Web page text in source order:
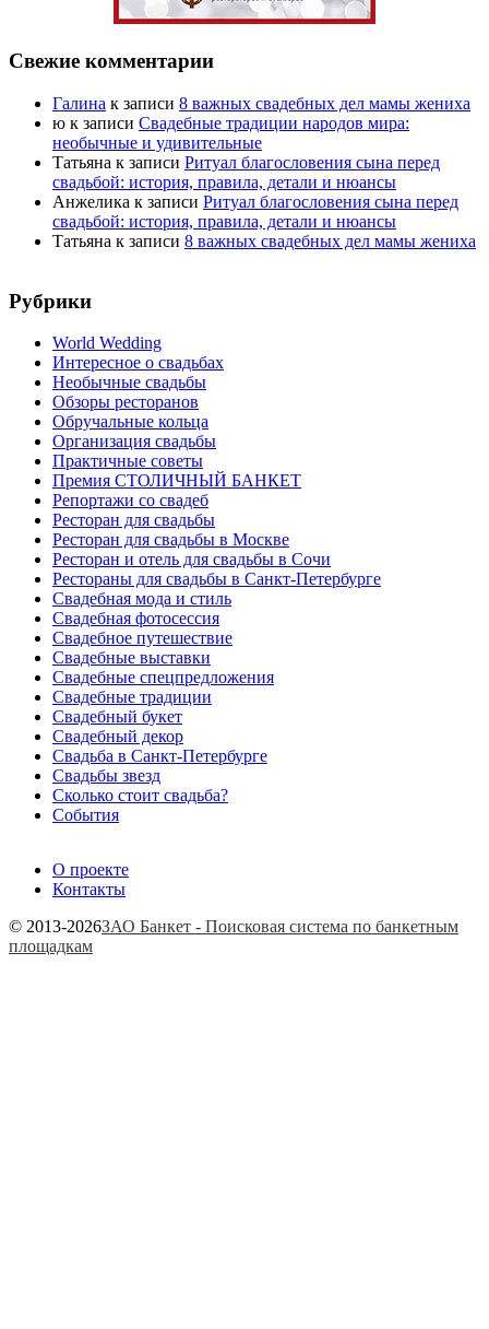
Свежие комментарии
Галина к записи 8 важных свадебных дел мамы жениха
ю к записи Свадебные традиции народов мира:
необычные и удивительные
Татьяна к записи Ритуал благословения сына перед
свадьбой: история, правила, детали и нюансы
Анжелика к записи Ритуал благословения сына перед
свадьбой: история, правила, детали и нюансы
Татьяна к записи 8 важных свадебных дел мамы жениха
Рубрики
World Wedding
Интересное о свадьбах
Необычные свадьбы
Обзоры ресторанов
Обручальные кольца
Организация свадьбы
Практичные советы
Премия СТОЛИЧНЫЙ БАНКЕТ
Репортажи со свадеб
Ресторан для свадьбы
Ресторан для свадьбы в Москве
Ресторан и отель для свадьбы в Сочи
Рестораны для свадьбы в Санкт-Петербурге
Свадебная мода и стиль
Свадебная фотосессия
Свадебное путешествие
Свадебные выставки
Свадебные спецпредложения
Свадебные традиции
Свадебный букет
Свадебный декор
Свадьба в Санкт-Петербурге
Свадьбы звезд
Сколько стоит свадьба?
События
О проекте
Контакты
© 2013-2026ЗАО Банкет - Поисковая система по банкетным
площадкам